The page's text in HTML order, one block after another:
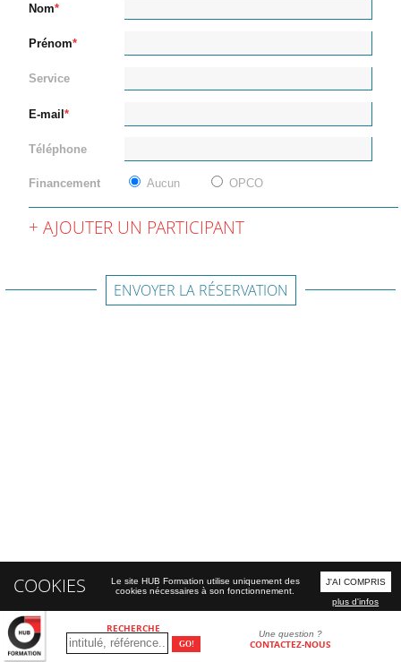
RECHERCHE Une question ?
CONTACTEZ-NOUS
Nom
Prénom
Service
E-mail
Téléphone
Financement Aucun OPCO
AJOUTER UN PARTICIPANT
ENVOYER LA RÉSERVATION
COOKIES
Le site HUB Formation utilise uniquement des
cookies nécessaires à son fonctionnement.
J'AI COMPRIS
plus d'infos